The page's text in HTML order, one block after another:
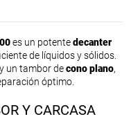
es un potentedecanter
de líquidos y sólidos.
y un tambor decono plano,
óptimo.
Y CARCASA